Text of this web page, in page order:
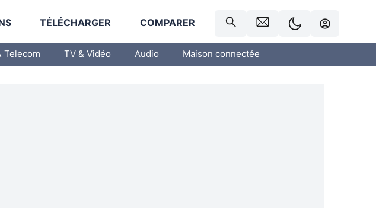
TÉLÉCHARGER COMPARER
Telecom TV & Vidéo Audio Maison connectée